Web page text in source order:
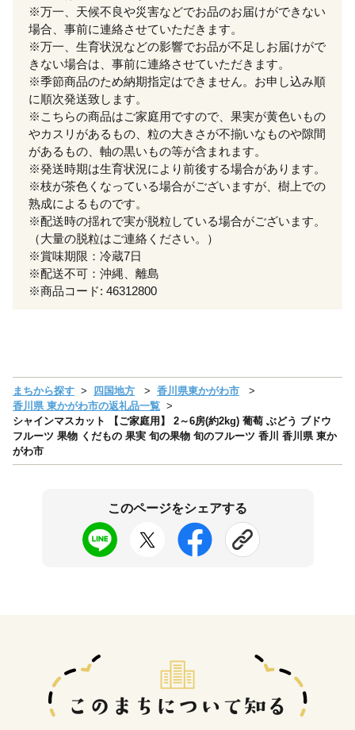
※万一、天候不良や災害などでお品のお届けができない
場合、事前に連絡させていただきます。
※万一、生育状況などの影響でお品が不足しお届けがで
きない場合は、事前に連絡させていただきます。
※季節商品のため納期指定はできません。お申し込み順
に順次発送致します。
※こちらの商品はご家庭用ですので、果実が黄色いもの
やカスリがあるもの、粒の大きさが不揃いなものや隙間
があるもの、軸の黒いもの等が含まれます。
※発送時期は生育状況により前後する場合があります。
※枝が茶色くなっている場合がございますが、樹上での
熟成によるものです。
※配送時の揺れで実が脱粒している場合がございます。
（大量の脱粒はご連絡ください。）
※賞味期限：冷蔵7日
※配送不可：沖縄、離島
※商品コード: 46312800
まちから探す 四国地方
香川県東かがわ市
香川県 東かがわ市の返礼品一覧
シャインマスカット 【ご家庭用】 2～6房(約2kg) 葡萄 ぶどう ブドウ
フルーツ 果物 くだもの 果実 旬の果物 旬のフルーツ 香川 香川県 東か
がわ市
このページをシェアする